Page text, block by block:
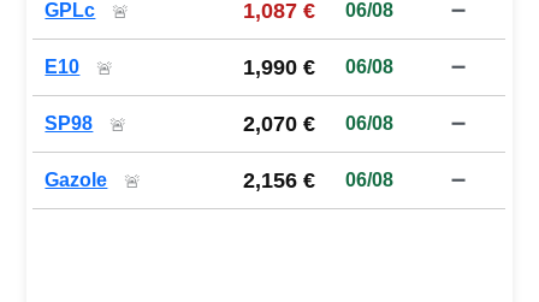
GPLc 🚨 1,087 € 06/08 ➖
E10 🚨 1,990 € 06/08 ➖
SP98 🚨 2,070 € 06/08 ➖
Gazole 🚨 2,156 € 06/08 ➖